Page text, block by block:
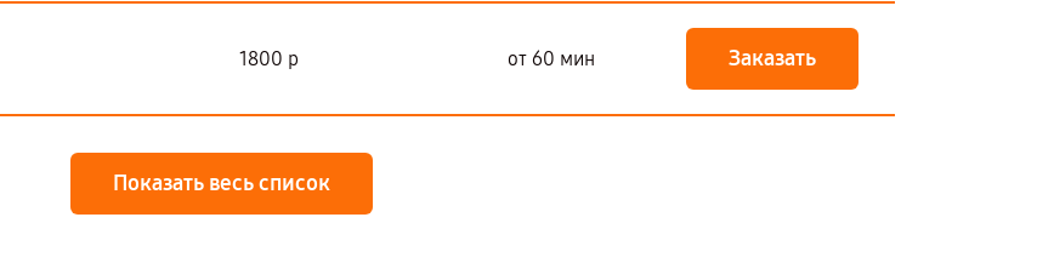
1800 р от 60 мин Заказать
Показать весь список